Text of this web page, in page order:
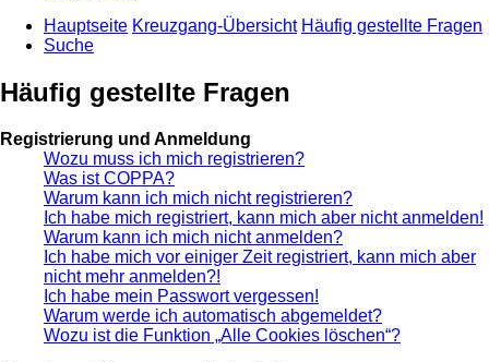
Hauptseite Kreuzgang-Übersicht Häufig gestellte Fragen
Suche
Häufig gestellte Fragen
Registrierung und Anmeldung
Wozu muss ich mich registrieren?
Was ist COPPA?
Warum kann ich mich nicht registrieren?
Ich habe mich registriert, kann mich aber nicht anmelden!
Warum kann ich mich nicht anmelden?
Ich habe mich vor einiger Zeit registriert, kann mich aber
nicht mehr anmelden?!
Ich habe mein Passwort vergessen!
Warum werde ich automatisch abgemeldet?
Wozu ist die Funktion „Alle Cookies löschen“?